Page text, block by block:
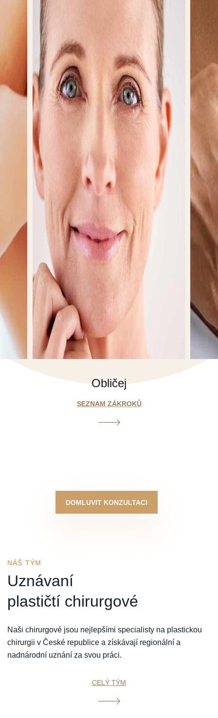
Obličej
SEZNAM ZÁKROKŮ
DOMLUVIT KONZULTACI
NÁŠ TÝM
Uznávaní
plastičtí chirurgové
Naši chirurgové jsou nejlepšími specialisty na plastickou
chirurgii v České republice a získávají regionální a
nadnárodní uznání za svou práci.
CELÝ TÝM